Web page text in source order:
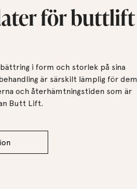
för buttlift
i form och storlek på sina
är särskilt lämplig för dem
och återhämtningstiden som är
Butt Lift.